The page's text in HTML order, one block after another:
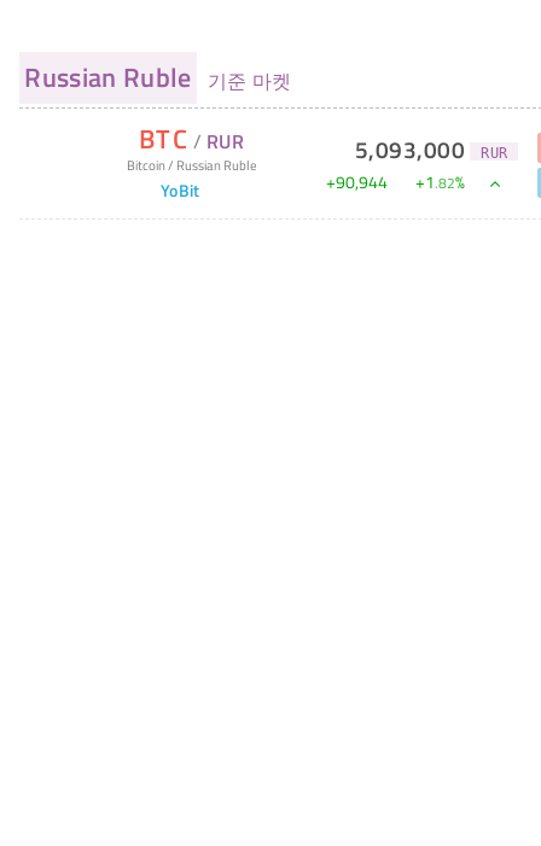
Russian Ruble 기준 마켓
BTC / RUR
Bitcoin/ Russian Ruble
YoBit
5,093,000 RUR
+90,944 +1.82%